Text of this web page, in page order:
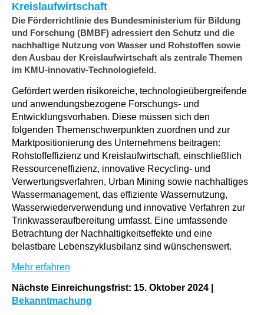
Kreislaufwirtschaft
Die Förderrichtlinie des Bundesministerium für Bildung
und Forschung (BMBF) adressiert den Schutz und die
nachhaltige Nutzung von Wasser und Rohstoffen sowie
den Ausbau der Kreislaufwirtschaft als zentrale Themen
im KMU-innovativ-Technologiefeld.
Gefördert werden risikoreiche, technologieübergreifende
und anwendungsbezogene Forschungs- und
Entwicklungsvorhaben. Diese müssen sich den
folgenden Themenschwerpunkten zuordnen und zur
Marktpositionierung des Unternehmens beitragen:
Rohstoffeffizienz und Kreislaufwirtschaft, einschließlich
Ressourceneffizienz, innovative Recycling- und
Verwertungsverfahren, Urban Mining sowie nachhaltiges
Wassermanagement, das effiziente Wassernutzung,
Wasserwiederverwendung und innovative Verfahren zur
Trinkwasseraufbereitung umfasst. Eine umfassende
Betrachtung der Nachhaltigkeitseffekte und eine
belastbare Lebenszyklusbilanz sind wünschenswert.
Mehr erfahren
Nächste Einreichungsfrist: 15. Oktober 2024
Bekanntmachung